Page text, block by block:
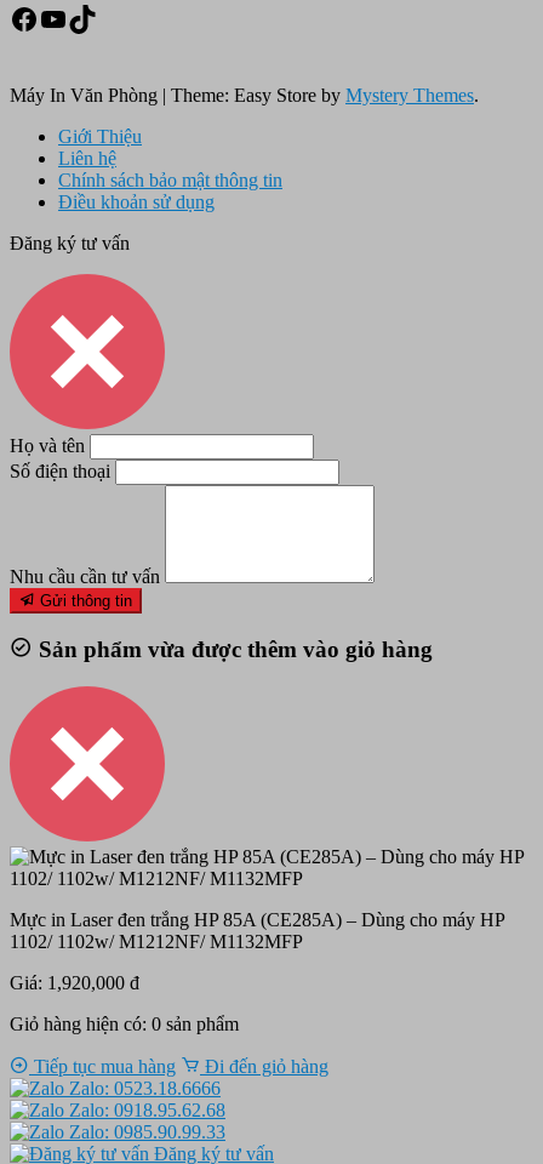
Facebook
Youtube
TikTok
Máy In Văn Phòng | Theme: Easy Store by Mystery Themes.
Giới Thiệu
Liên hệ
Chính sách bảo mật thông tin
Điều khoản sử dụng
Đăng ký tư vấn
Họ và tên
Số điện thoại
Nhu cầu cần tư vấn
Gửi thông tin
Sản phẩm vừa được thêm vào giỏ hàng
Mực in Laser đen trắng HP 85A (CE285A) – Dùng cho máy HP
1102/ 1102w/ M1212NF/ M1132MFP
Giá: 1,920,000 đ
Giỏ hàng hiện có: 0 sản phẩm
Tiếp tục mua hàng
Đi đến giỏ hàng
Zalo: 0523.18.6666
Zalo: 0918.95.62.68
Zalo: 0985.90.99.33
Đăng ký tư vấn